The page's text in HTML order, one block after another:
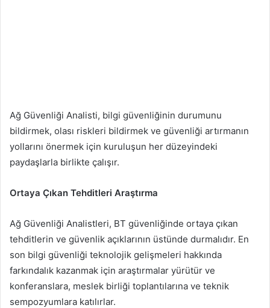
Ağ Güvenliği Analisti, bilgi güvenliğinin durumunu
bildirmek, olası riskleri bildirmek ve güvenliği artırmanın
yollarını önermek için kuruluşun her düzeyindeki
paydaşlarla birlikte çalışır.
Ortaya Çıkan Tehditleri Araştırma
Ağ Güvenliği Analistleri, BT güvenliğinde ortaya çıkan
tehditlerin ve güvenlik açıklarının üstünde durmalıdır. En
son bilgi güvenliği teknolojik gelişmeleri hakkında
farkındalık kazanmak için araştırmalar yürütür ve
konferanslara, meslek birliği toplantılarına ve teknik
sempozyumlara katılırlar.